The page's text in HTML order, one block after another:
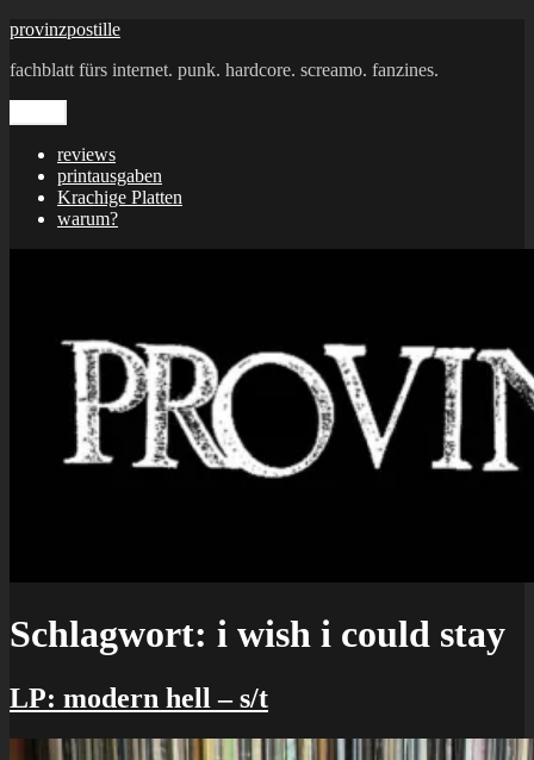
Zum
springen
provinzpostille
fachblatt fürs internet. punk. hardcore. screamo. fanzines.
reviews
printausgaben
Krachige Platten
warum?
Schlagwort: i wish i could stay
LP: modern hell – s/t